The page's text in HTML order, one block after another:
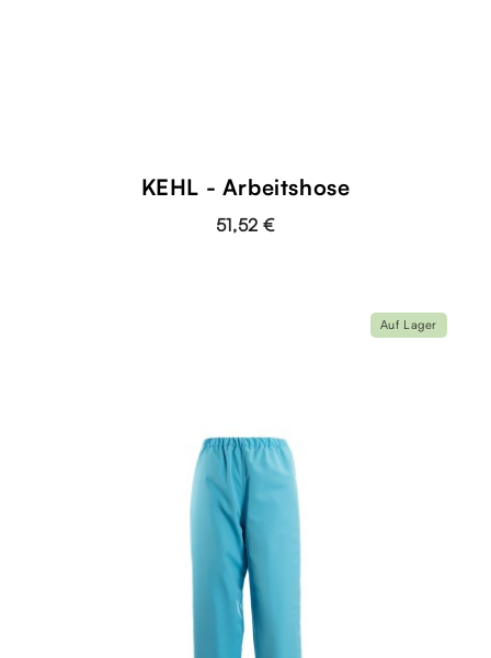
KEHL - Arbeitshose
51,52 €
Auf Lager